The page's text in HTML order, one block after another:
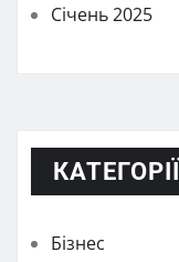
Січень 2025
КАТЕГОРІЇ
Бізнес